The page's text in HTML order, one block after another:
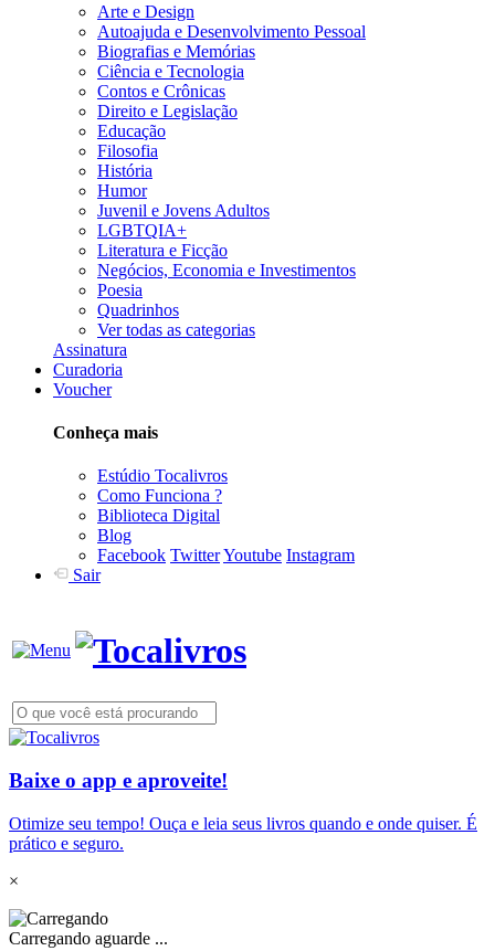
Arte e Design
Autoajuda e Desenvolvimento Pessoal
Biografias e Memórias
Ciência e Tecnologia
Contos e Crônicas
Direito e Legislação
Educação
Filosofia
História
Humor
Juvenil e Jovens Adultos
LGBTQIA+
Literatura e Ficção
Negócios, Economia e Investimentos
Poesia
Quadrinhos
Ver todas as categorias
Assinatura
Curadoria
Voucher
Conheça mais
Estúdio Tocalivros
Como Funciona ?
Biblioteca Digital
Blog
Facebook TwitterYoutube Instagram
Sair
Baixe o app e aproveite!
Otimize seu tempo! Ouça e leia seus livros quando e onde quiser. É
prático e seguro.
×
Carregando aguarde ...